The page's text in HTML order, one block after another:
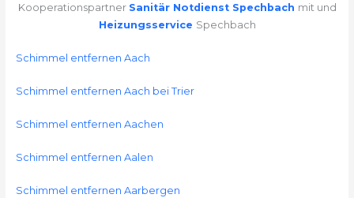
Kooperationspartner Sanitär Notdienst Spechbach mit und
Heizungsservice Spechbach
Schimmel entfernen Aach
Schimmel entfernen Aach bei Trier
Schimmel entfernen Aachen
Schimmel entfernen Aalen
Schimmel entfernen Aarbergen